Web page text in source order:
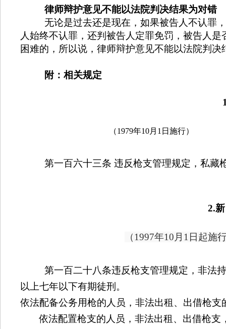
律师辩护意见不能以法院判决结果为对错
无论是过去还是现在，如果被告人不认罪
人始终不认罪，还判被告人定罪免罚，被告人
困难的，所以说，律师辩护意见不能以法院判决
附：相关规定
（1979年10月 1 日施行）
第一百六十三条 违反枪支管理规定，私藏
2.新
（1997年10 月 1 日起施
第一百二十八条违反枪支管理规定，非法
以上七年以下有期徒刑。
依法配备公务用枪的人员，非法出租、出借枪支
依法配置枪支的人员，非法出租、出借枪